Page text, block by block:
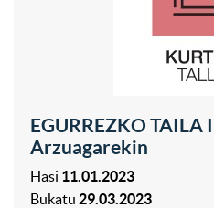
EGURREZKO TAILA
Arzuagarekin
Hasi 11.01.2023
Bukatu 29.03.2023